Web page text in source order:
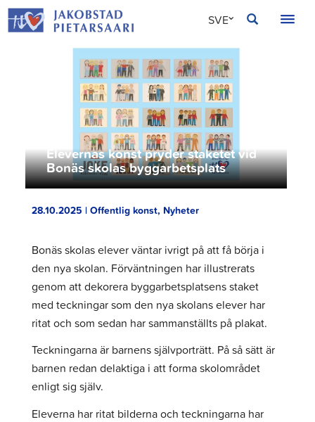
Hoppa
till
SVE
FIN
ENG
Elevernas konst pryder staketet vid
Bonäs skolas byggarbetsplats
28.10.2025 | Offentlig konst, Nyheter
Bonäs skolas elever väntar ivrigt på att få börja i
den nya skolan. Förväntningen har illustrerats
genom att dekorera byggarbetsplatsens staket
med teckningar som den nya skolans elever har
ritat och som sedan har sammanställts på plakat.
Teckningarna är barnens självporträtt. På så sätt är
barnen redan delaktiga i att forma skolområdet
enligt sig själv.
Eleverna har ritat bilderna och teckningarna har